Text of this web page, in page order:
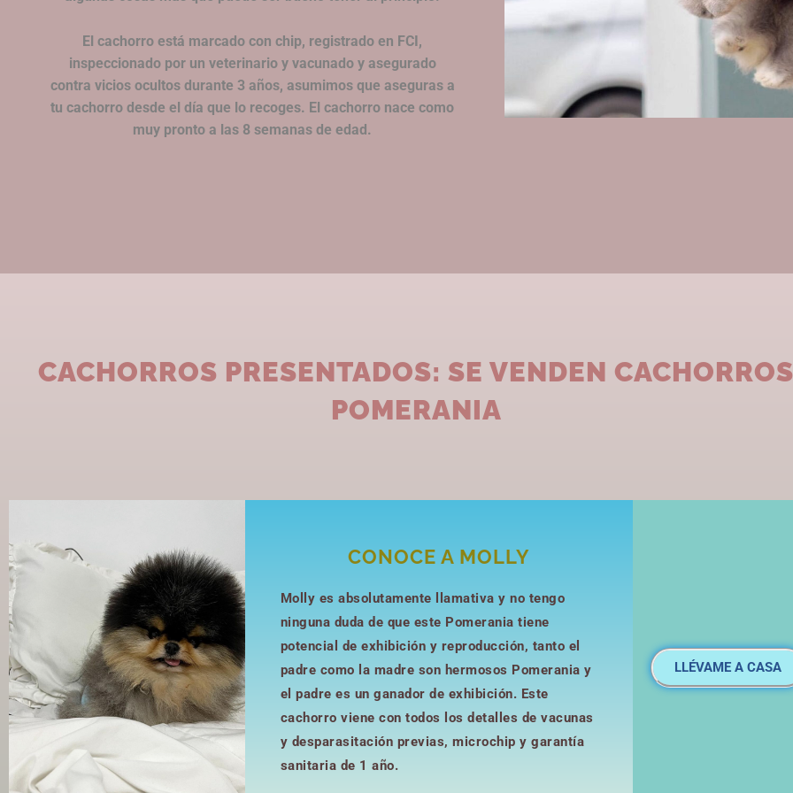
El cachorro está marcado con chip, registrado en FCI,
inspeccionado por un veterinario y vacunado y asegurado
contra vicios ocultos durante 3 años, asumimos que aseguras a
tu cachorro desde el día que lo recoges. El cachorro nace como
muy pronto a las 8 semanas de edad.
CACHORROS PRESENTADOS: SE VENDEN CACHORROS
POMERANIA
CONOCE A MOLLY
Molly es absolutamente llamativa y no tengo
ninguna duda de que este Pomerania tiene
potencial de exhibición y reproducción, tanto el
padre como la madre son hermosos Pomerania y
el padre es un ganador de exhibición. Este
cachorro viene con todos los detalles de vacunas
y desparasitación previas, microchip y garantía
sanitaria de 1 año.
LLÉVAME A CASA